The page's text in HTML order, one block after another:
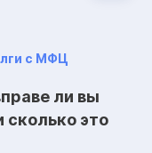
с МФЦ
ли вы
сколько это